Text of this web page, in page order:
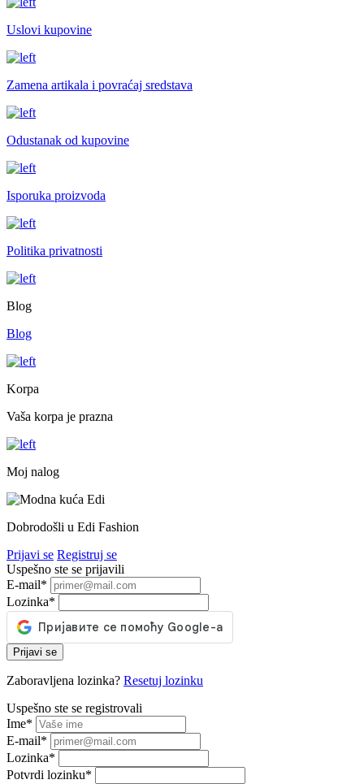
Uslovi kupovine
Zamena artikala i povraćaj sredstava
Odustanak od kupovine
Isporuka proizvoda
Politika privatnosti
Blog
Blog
Korpa
Vaša korpa je prazna
Moj nalog
Dobrodošli u Edi Fashion
Prijavi se Registruj se
Uspešno ste se prijavili
E-mail*
Lozinka*
Prijavi se
Zaboravljena lozinka? Resetuj lozinku
Uspešno ste se registrovali
Ime*
E-mail*
Lozinka*
Potvrdi lozinku*